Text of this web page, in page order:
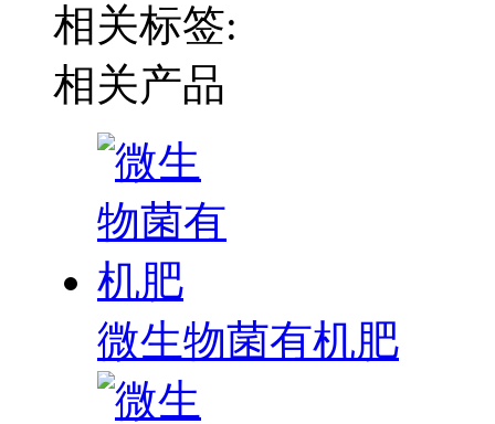
相关标签:
相关产品
微生物菌有机肥